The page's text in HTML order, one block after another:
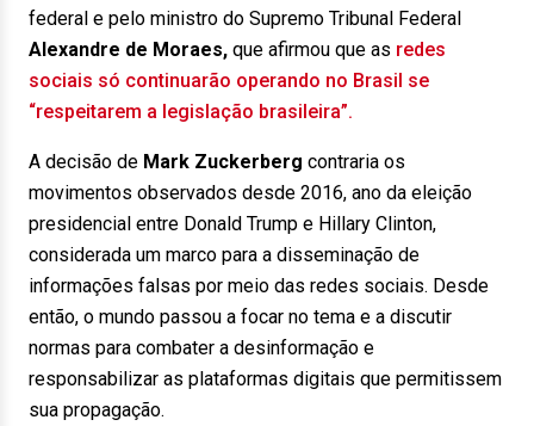
federal e pelo ministro do Supremo Tribunal Federal
Alexandre de Moraes, que afirmou que as redes
sociais só continuarão operando no Brasil se
“respeitarem a legislação brasileira”.
A decisão de Mark Zuckerberg contraria os
movimentos observados desde 2016, ano da eleição
presidencial entre Donald Trump e Hillary Clinton,
considerada um marco para a disseminação de
informações falsas por meio das redes sociais. Desde
então, o mundo passou a focar no tema e a discutir
normas para combater a desinformação e
responsabilizar as plataformas digitais que permitissem
sua propagação.